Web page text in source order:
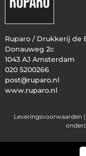
Ruparo / Drukkerij de
Donauweg 2c
1043 AJ Amsterdam
020 5200266
post@ruparo.nl
www.ruparo.nl
Leveringsvoorwaarden |